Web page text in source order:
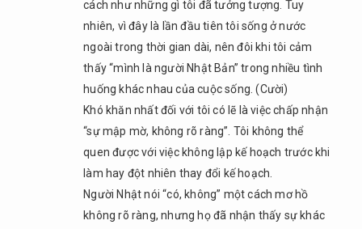
cách như những gì tôi đã tưởng tượng. Tuy
nhiên, vì đây là lần đầu tiên tôi sống ở nước
ngoài trong thời gian dài, nên đôi khi tôi cảm
thấy “mình là người Nhật Bản” trong nhiều tình
huống khác nhau của cuộc sống. (Cười)
Khó khăn nhất đối với tôi có lẽ là việc chấp nhận
“sự mập mờ, không rõ ràng”. Tôi không thể
quen được với việc không lập kế hoạch trước khi
làm hay đột nhiên thay đổi kế hoạch.
Người Nhật nói “có, không” một cách mơ hồ
không rõ ràng, nhưng họ đã nhận thấy sự khác